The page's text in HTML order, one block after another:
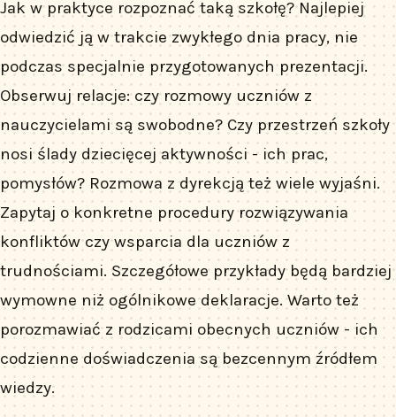
Jak w praktyce rozpoznać taką szkołę? Najlepiej
odwiedzić ją w trakcie zwykłego dnia pracy, nie
podczas specjalnie przygotowanych prezentacji.
Obserwuj relacje: czy rozmowy uczniów z
nauczycielami są swobodne? Czy przestrzeń szkoły
nosi ślady dziecięcej aktywności - ich prac,
pomysłów? Rozmowa z dyrekcją też wiele wyjaśni.
Zapytaj o konkretne procedury rozwiązywania
konfliktów czy wsparcia dla uczniów z
trudnościami. Szczegółowe przykłady będą bardziej
wymowne niż ogólnikowe deklaracje. Warto też
porozmawiać z rodzicami obecnych uczniów - ich
codzienne doświadczenia są bezcennym źródłem
wiedzy.